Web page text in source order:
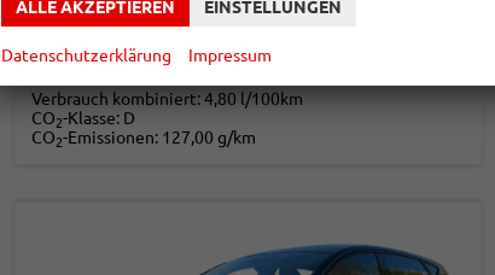
32.090,– €
Verbrauch kombiniert:4,80 l/100km
CO2-Klasse: D
CO2-Emissionen: 127,00 g/km
ALLE AKZEPTIEREN EINSTELLUNGEN
Datenschutzerklärung Impressum